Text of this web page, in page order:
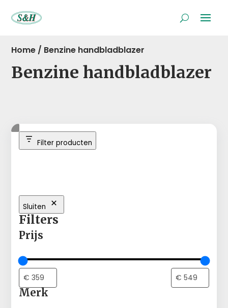
Home / Benzine handbladblazer
Benzine handbladblazer
Filter producten
Sluiten
Filters
Prijs
Merk